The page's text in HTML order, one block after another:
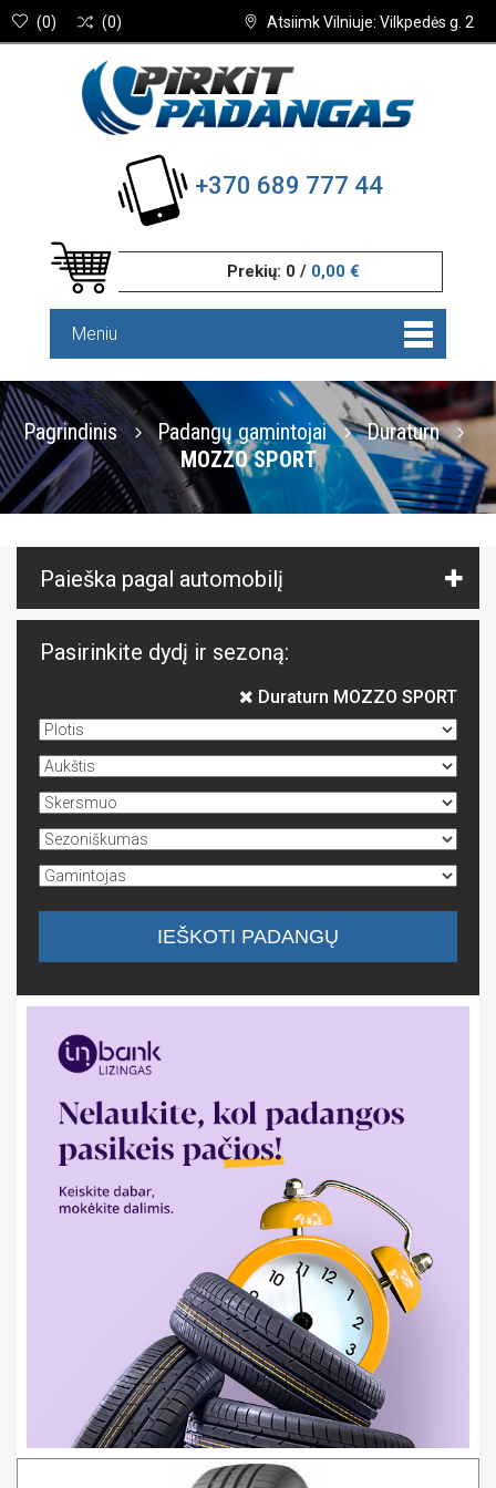
Atsiimk Vilniuje: Vilkpedės g. 2
(0) (0)
+370 689 777 44
Prekių: 0 / 0,00 €
Meniu
Pagrindinis Padangų gamintojai
Duraturn
MOZZO SPORT
Paieška pagal automobilį
Pasirinkite dydį ir sezoną:
Duraturn MOZZO SPORT